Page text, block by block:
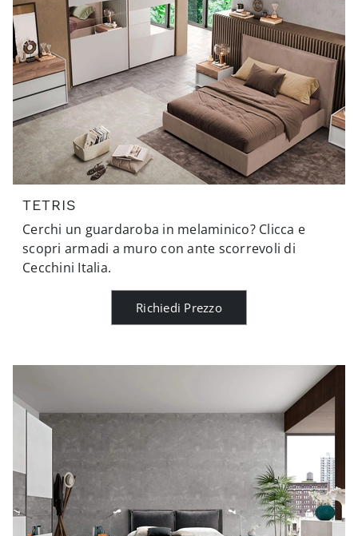
TETRIS
Cerchi un guardaroba in melaminico? Clicca e
scopri armadi a muro con ante scorrevoli di
Cecchini Italia.
Richiedi Prezzo